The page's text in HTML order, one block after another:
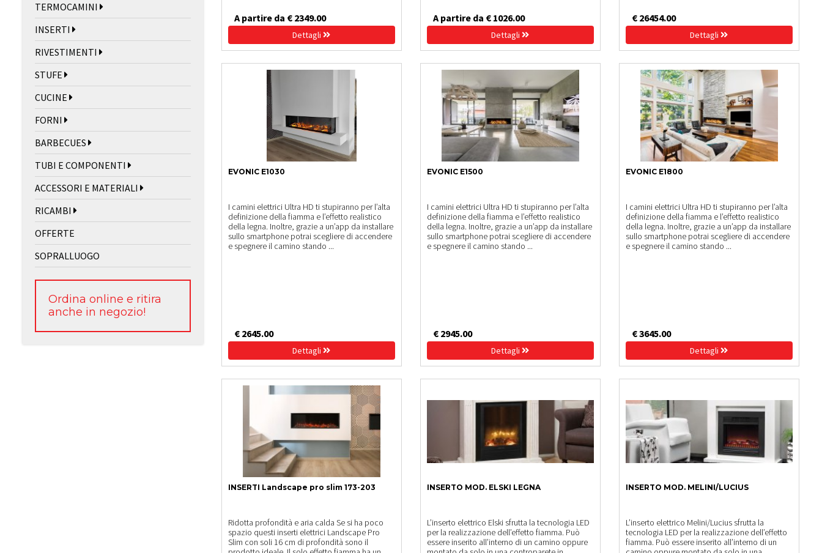
TERMOCAMINI
INSERTI
RIVESTIMENTI
STUFE
CUCINE
FORNI
BARBECUES
TUBI E COMPONENTI
ACCESSORI E MATERIALI
RICAMBI
OFFERTE
SOPRALLUOGO
Ordina online e ritira
anche in negozio!
A partire da € 2349.00
Dettagli
A partire da € 1026.00
Dettagli
€ 26454.00
Dettagli
EVONIC E1030
I camini elettrici Ultra HD ti stupiranno per l’alta
definizione della fiamma e l’effetto realistico
della legna. Inoltre, grazie a un’app da installare
sullo smartphone potrai scegliere di accendere
e spegnere il camino stando ...
€ 2645.00
Dettagli
EVONIC E1500
I camini elettrici Ultra HD ti stupiranno per l’alta
definizione della fiamma e l’effetto realistico
della legna. Inoltre, grazie a un’app da installare
sullo smartphone potrai scegliere di accendere
e spegnere il camino stando ...
€ 2945.00
Dettagli
EVONIC E1800
I camini elettrici Ultra HD ti stupiranno per l’alta
definizione della fiamma e l’effetto realistico
della legna. Inoltre, grazie a un’app da installare
sullo smartphone potrai scegliere di accendere
e spegnere il camino stando ...
€ 3645.00
Dettagli
INSERTI Landscape pro slim 173-203
Ridotta profondità e aria calda Se si ha poco
spazio questi inserti elettrici Landscape Pro
Slim con soli 16 cm di profondità sono il
INSERTO MOD. ELSKI LEGNA
L’inserto elettrico Elski sfrutta la tecnologia LED
per la realizzazione dell’effetto fiamma. Può
essere inserito all’interno di un camino oppure
INSERTO MOD. MELINI/LUCIUS
L’inserto elettrico Melini/Lucius sfrutta la
tecnologia LED per la realizzazione dell’effetto
fiamma. Può essere inserito all’interno di un